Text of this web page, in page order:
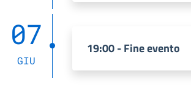
07
GIU
19:00 - Fine evento